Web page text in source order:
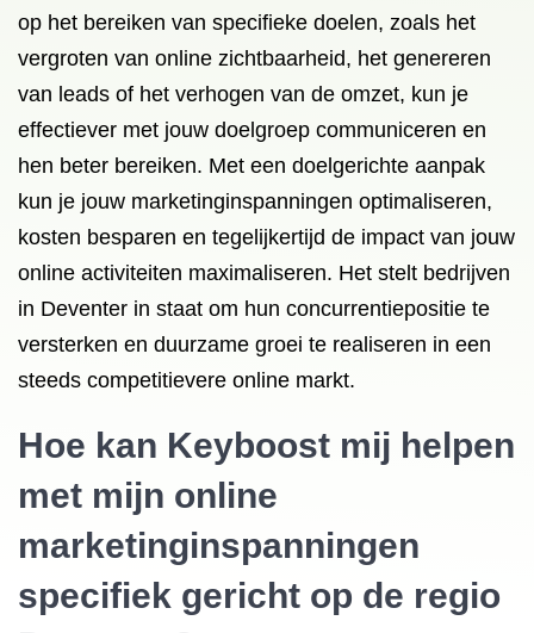
op het bereiken van specifieke doelen, zoals het
vergroten van online zichtbaarheid, het genereren
van leads of het verhogen van de omzet, kun je
effectiever met jouw doelgroep communiceren en
hen beter bereiken. Met een doelgerichte aanpak
kun je jouw marketinginspanningen optimaliseren,
kosten besparen en tegelijkertijd de impact van jouw
online activiteiten maximaliseren. Het stelt bedrijven
in Deventer in staat om hun concurrentiepositie te
versterken en duurzame groei te realiseren in een
steeds competitievere online markt.
Hoe kan Keyboost mij helpen
met mijn online
marketinginspanningen
specifiek gericht op de regio